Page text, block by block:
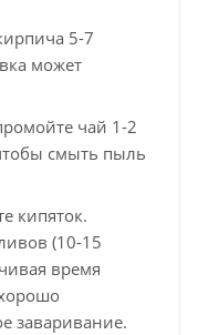
5-7
может
чай 1-2
смыть пыль
кипяток.
(10-15
время
заваривание.